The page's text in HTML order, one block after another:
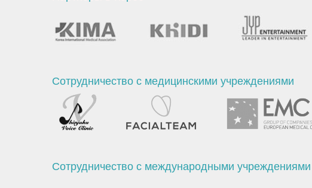
Сотрудничество с медицинскими учреждениями
Сотрудничество с международными учреждениями